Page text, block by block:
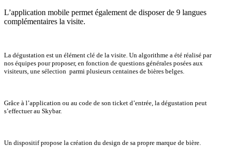
L’application mobile permet également de disposer de 9 langues
complémentaires la visite.
La dégustation est un élément clé de la visite. Un algorithme a été réalisé par
nos équipes pour proposer, en fonction de questions générales posées aux
visiteurs, une sélection parmi plusieurs centaines de bières belges.
Grâce à l’application ou au code de son ticket d’entrée, la dégustation peut
s’effectuer au Skybar.
Un dispositif propose la création du design de sa propre marque de bière.